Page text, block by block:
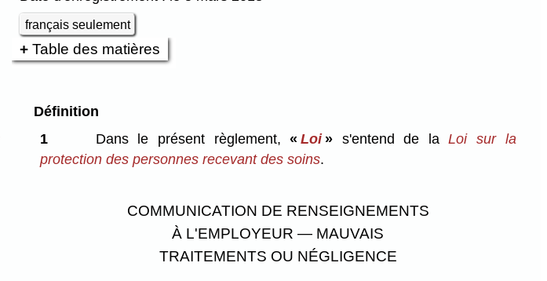
français seulement
Table des matières
Définition
1
Dans le présent règlement,«Loi» s'entend de laLoi sur la
protection des personnes recevant des soins.
COMMUNICATION DE RENSEIGNEMENTS
À L'EMPLOYEUR — MAUVAIS
TRAITEMENTS OU NÉGLIGENCE